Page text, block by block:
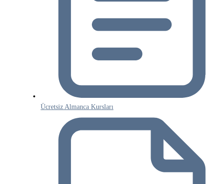
Ücretsiz Almanca Kursları